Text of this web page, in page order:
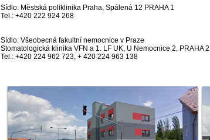
Sídlo: Městská poliklinika Praha, Spálená 12 PRAHA 1
Tel.: +420 222 924 268
Sídlo: Všeobecná fakultní nemocnice v Praze
Stomatologická klinika VFN a 1. LF UK, U Nemocnice 2, PRAHA 2
Tel.: +420 224 962 723, + 420 224 963 138